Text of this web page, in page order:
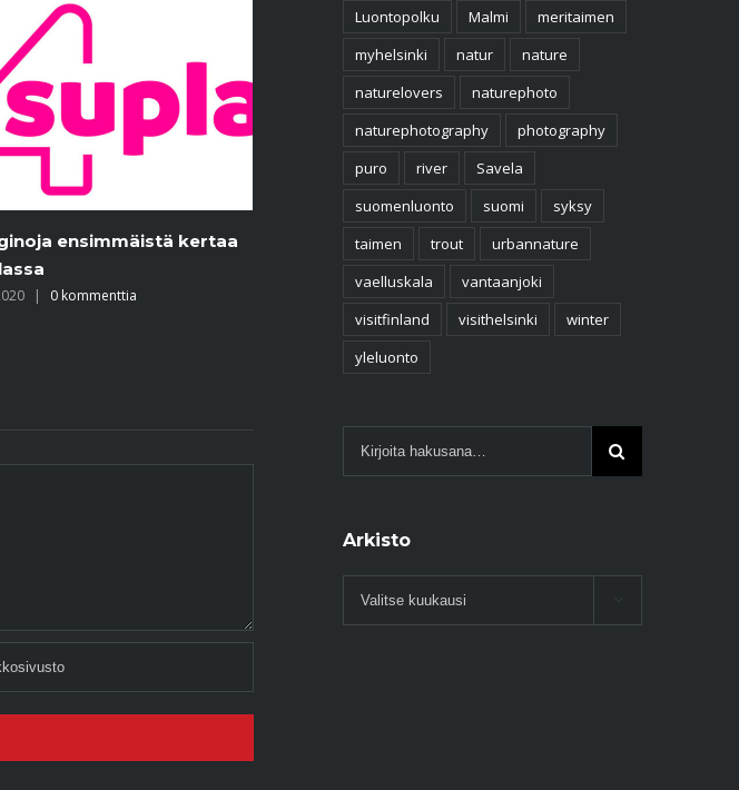
Puoli seitsemän Suomen
tunnetuin puro virtaa
Helsingissä – yhdistää
Punainen Longinoja – päästöt
| 0 kommenttia
Luontopolku
Malmi
meritaimen
myhelsinki
natur
nature
naturelovers
naturephoto
naturephotography
photography
puro
river
Savela
suomenluonto
suomi
syksy
taimen
trout
urbannature
vaelluskala
vantaanjoki
visitfinland
visithelsinki
winter
yleluonto
Arkisto
Arkisto